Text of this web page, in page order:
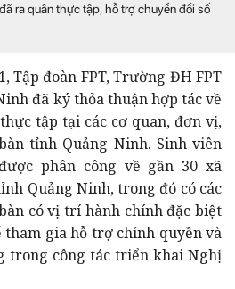
ra quân thực tập, hỗ trợ chuyển đổi số
Tập đoàn FPT, Trường ĐH FPT
đã ký thỏa thuận hợp tác về
tập tại các cơ quan, đơn vị,
tỉnh Quảng Ninh. Sinh viên
phân công về gần 30 xã
Quảng Ninh, trong đó có các
có vị trí hành chính đặc biệt
tham gia hỗ trợ chính quyền và
trong công tác triển khai Nghị